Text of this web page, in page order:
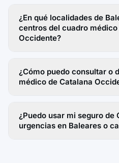
¿En qué localidades de
centros del cuadro médico
Occidente?
¿Cómo puedo consultar o
médico de Catalana
¿Puedo usar mi seguro de
urgencias en Baleares o